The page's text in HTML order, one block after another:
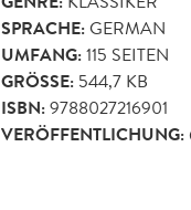
SPRACHE:GERMAN
UMFANG:115 SEITEN
GRÖSSE: 544,7 KB
ISBN:9788027216901
VERÖFFENTLICHUNG: